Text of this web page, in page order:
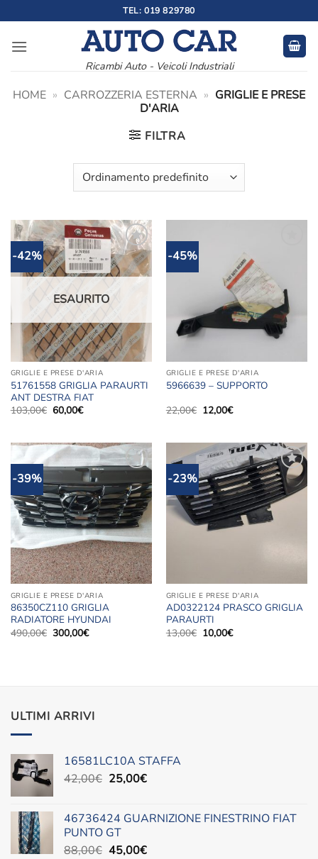
ai
contenuti
TEL: 019 829780
Ricambi Auto - Veicoli Industriali
HOME » CARROZZERIA ESTERNA » GRIGLIE E PRESE
D'ARIA
FILTRA
-42%
Aggiungi
alla lista
dei
desideri
ESAURITO
GRIGLIE E PRESE D'ARIA
51761558 GRIGLIA PARAURTI
ANT DESTRA FIAT
103,00€ Il
prezzo
103,00€.
60,00€Il
60,00€.
-45%
desideri
GRIGLIE E PRESE D'ARIA
5966639 – SUPPORTO
22,00€ Il
prezzo
22,00€.
12,00€Il
12,00€.
-39%
alla lista
dei
desideri
GRIGLIE E PRESE D'ARIA
86350CZ110 GRIGLIA
RADIATORE HYUNDAI
490,00€ Il
prezzo
300,00€Il
-23%
Aggiungi
alla lista
dei
desideri
GRIGLIE E PRESE D'ARIA
AD0322124 PRASCO GRIGLIA
PARAURTI
13,00€ Il
prezzo
10,00€Il
ULTIMI ARRIVI
16581LC10A STAFFA
42,00€ Il
era:
42,00€.
25,00€Il
è:
46736424 GUARNIZIONE FINESTRINO FIAT
PUNTO GT
88,00€ Il
45,00€Il